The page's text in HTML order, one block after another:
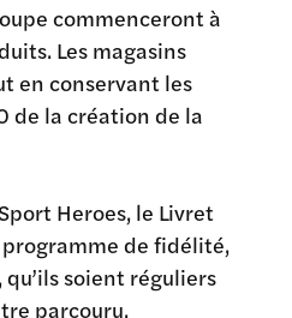
commenceront à
Les magasins
en conservant les
de la création de la
Heroes, le Livret
de fidélité,
soient réguliers
parcouru.